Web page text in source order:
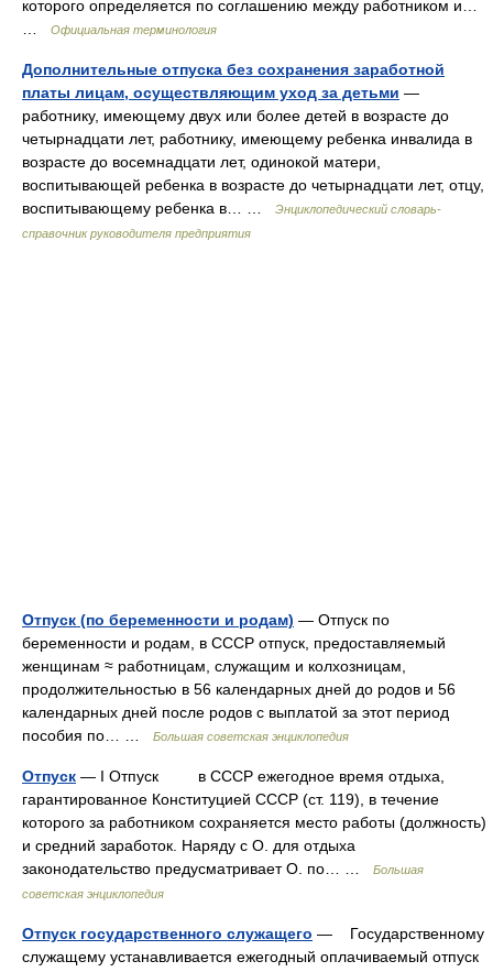
которого определяется по соглашению между работником и…
Официальная терминология
Дополнительные отпуска без сохранения заработной
платы лицам, осуществляющим уход за детьми —
работнику, имеющему двух или более детей в возрасте до
четырнадцати лет, работнику, имеющему ребенка инвалида в
возрасте до восемнадцати лет, одинокой матери,
воспитывающей ребенка в возрасте до четырнадцати лет, отцу,
воспитывающему ребенка в… …
Энциклопедический словарь-
справочник руководителя предприятия
Отпуск (по беременности и родам) — Отпуск по
беременности и родам, в СССР отпуск, предоставляемый
женщинам ≈ работницам, служащим и колхозницам,
продолжительностью в 56 календарных дней до родов и 56
календарных дней после родов с выплатой за этот период
пособия по… …
Большая советская энциклопедия
Отпуск — I Отпуск в СССР ежегодное время отдыха,
гарантированное Конституцией СССР (ст. 119), в течение
которого за работником сохраняется место работы (должность)
и средний заработок. Наряду с О. для отдыха
законодательство предусматривает О. по… …
Большая
советская энциклопедия
Отпуск государственного служащего — Государственному
служащему устанавливается ежегодный оплачиваемый отпуск